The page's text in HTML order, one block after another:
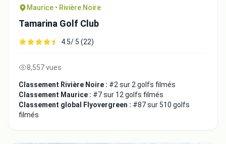
Maurice • Rivière Noire
Tamarina Golf Club
4.5/ 5 (22)
8,557 vues
Classement Rivière Noire : #2 sur 2 golfs filmés
Classement Maurice : #7 sur 12 golfs filmés
Classement global Flyovergreen : #87 sur 510 golfs
filmés